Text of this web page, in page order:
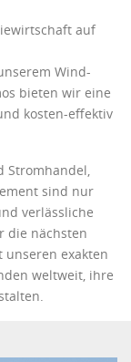
auf
Wind-
bieten wir eine
kosten-effektiv
sind nur
verlässliche
die nächsten
unseren exakten
weltweit, ihre